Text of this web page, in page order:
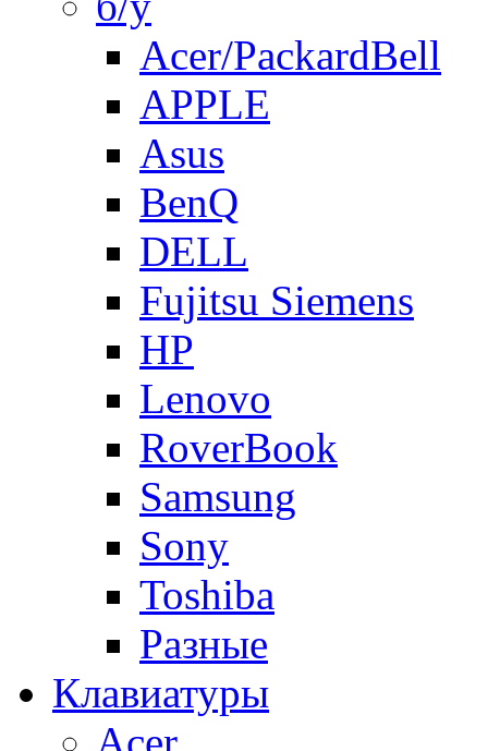
Acer/PackardBell
APPLE
Asus
BenQ
DELL
Fujitsu Siemens
HP
Lenovo
RoverBook
Samsung
Sony
Toshiba
Разные
Клавиатуры
Acer